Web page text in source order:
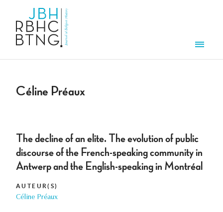
Céline Préaux
The decline of an elite. The evolution of public
discourse of the French-speaking community in
Antwerp and the English-speaking in Montréal
AUTEUR(S)
Céline Préaux